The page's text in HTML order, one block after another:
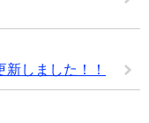
しました！！